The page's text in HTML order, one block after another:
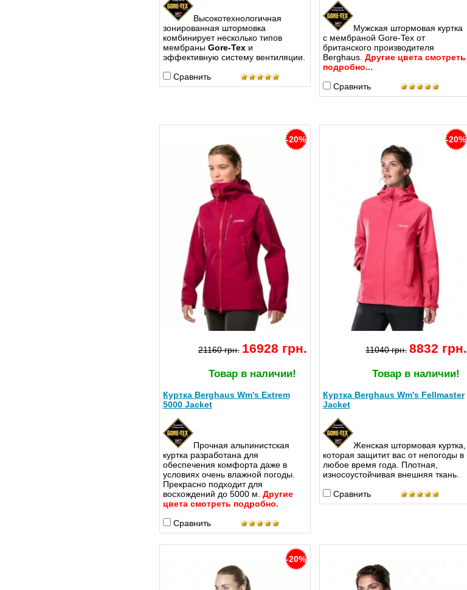
Высокотехнологичная
зонированная штормовка
комбинирует несколько типов
мембраны Gore-Texи
эффективную систему вентиляции.
Сравнить
Мужская штормовая куртка
с мембраной Gore-Tex от
британского производителя
Berghaus. Другие цвета смотреть
подробно...
Сравнить
-20%
21160 грн. 16928 грн.
Товар в наличии!
Куртка Berghaus Wm's Extrem
5000 Jacket
Прочная альпинистская
куртка разработана для
обеспечения комфорта даже в
условиях очень влажной погоды.
Прекрасно подходит для
восхождений до 5000 м. Другие
цвета смотреть подробно.
Сравнить
-20%
11040 грн. 8832 грн.
Товар в наличии!
Куртка Berghaus Wm's Fellmaster
Jacket
Женская штормовая куртка,
которая защитит вас от непогоды в
любое время года. Плотная,
износоустойчивая внешняя ткань.
Сравнить
-20%